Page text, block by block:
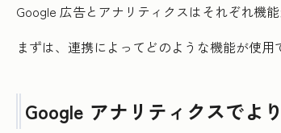
Google 広告とアナリティクスはそれぞれ機
まずは、連携によってどのような機能が使
Google アナリティクスでよ